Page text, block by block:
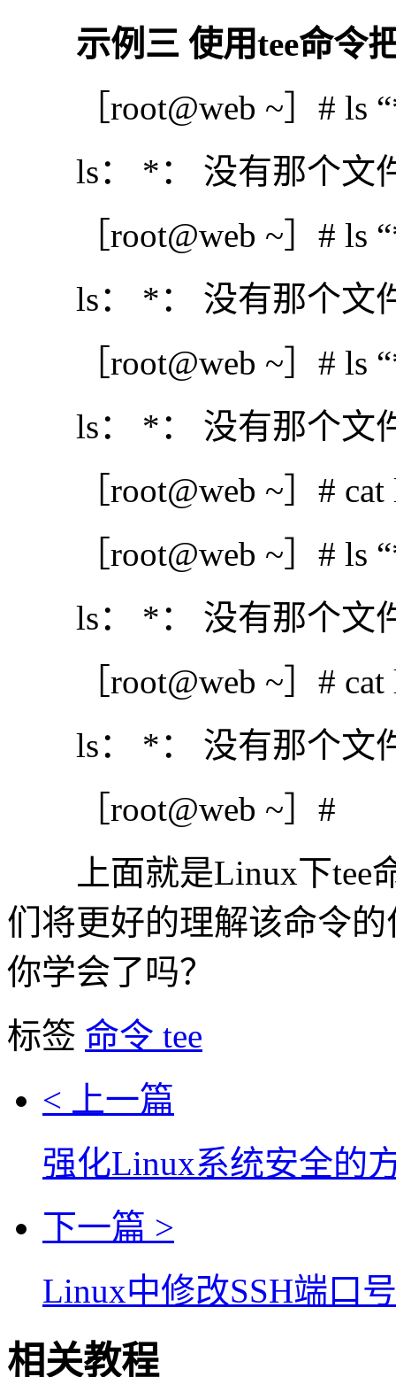
示例三 使用tee命令把
［root@web ~］# ls
ls： *： 没有那个文
［root@web ~］# ls
ls： *： 没有那个文
［root@web ~］# ls
ls： *： 没有那个文
［root@web ~］# cat
［root@web ~］# ls
ls： *： 没有那个文
［root@web ~］# cat
ls： *： 没有那个文
［root@web ~］#
上面就是Linux下tee
们将更好的理解该命令
你学会了吗？
标签 命令 tee
< 上一篇
强化Linux系统安全的
下一篇 >
Linux中修改SSH端口
相关教程